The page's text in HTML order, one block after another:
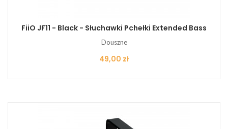
FiiO JF11 - Black - Słuchawki Pchełki Extended Bass
Douszne
Cena
49,00 zł